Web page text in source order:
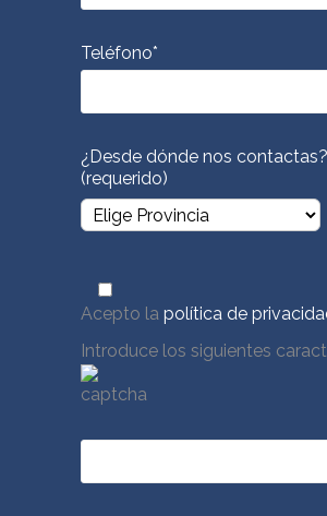
Teléfono*
¿Desde dónde nos contactas?
(requerido)
Acepto la política de
Introduce los siguientes